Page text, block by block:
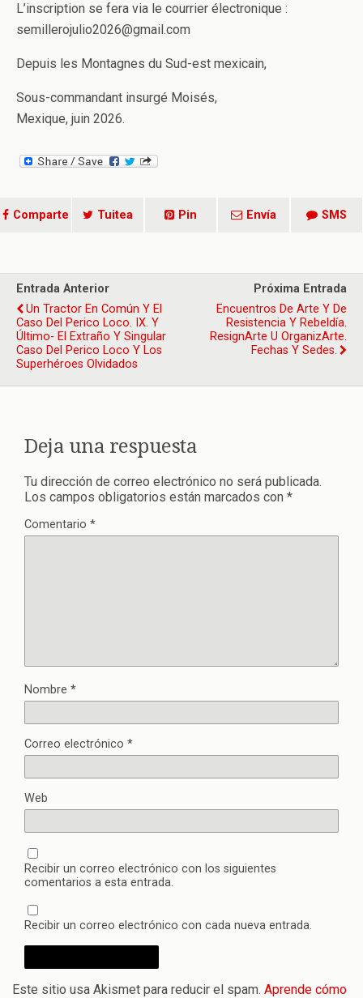
L’inscription se fera via le courrier électronique :
semillerojulio2026@gmail.com
Depuis les Montagnes du Sud-est mexicain,
Sous-commandant insurgé Moisés,
Mexique, juin 2026.
Comparte Tuitea Pin Envía SMS
Entrada Anterior
Un Tractor En Común Y El
Caso Del Perico Loco. IX. Y
Último- El Extraño Y Singular
Caso Del Perico Loco Y Los
Superhéroes Olvidados
Próxima Entrada
Encuentros De Arte Y De
Resistencia Y Rebeldía.
ResignArte U OrganizArte.
Fechas Y Sedes.
Deja una respuesta
Tu dirección de correo electrónico no será publicada.
Los campos obligatorios están marcados con *
Comentario *
Nombre *
Correo electrónico *
Web
Recibir un correo electrónico con los siguientes
comentarios a esta entrada.
Recibir un correo electrónico con cada nueva entrada.
Este sitio usa Akismet para reducir el spam. Aprende cómo